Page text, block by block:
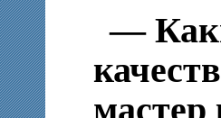
—
мастер